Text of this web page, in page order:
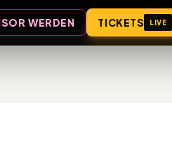
WERDEN TICKETS LIVE